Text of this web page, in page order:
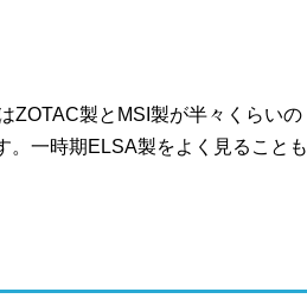
ZOTAC製とMSI製が半々くらいの
。一時期ELSA製をよく見ることも